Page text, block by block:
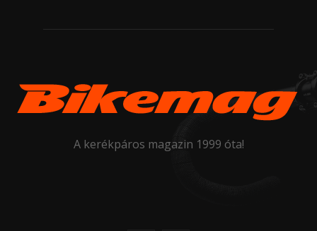
A kerékpáros magazin 1999 óta!